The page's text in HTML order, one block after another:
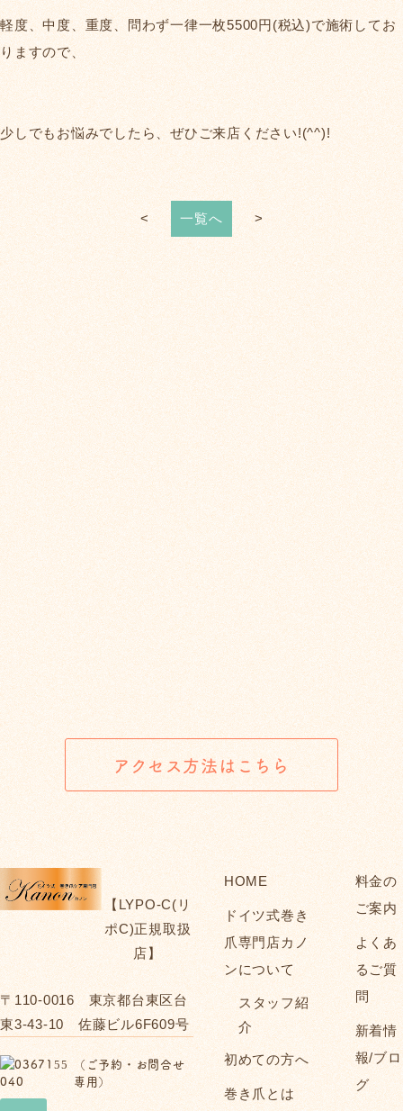
軽度、中度、重度、問わず一律一枚5500円(税込)で施術してお
りますので、
少しでもお悩みでしたら、ぜひご来店ください!(^^)!
< 一覧へ >
アクセス方法はこちら
【LYPO‐C(リ
ポC)正規取扱
店】
〒110-0016 東京都台東区台
東3-43-10 佐藤ビル6F609号
（ご予約・お問合せ
専用）
HOME
ドイツ式巻き
爪専門店カノ
ンについて
スタッフ紹
介
初めての方へ
巻き爪とは
料金の
ご案内
よくあ
るご質
問
新着情
報/ブロ
グ